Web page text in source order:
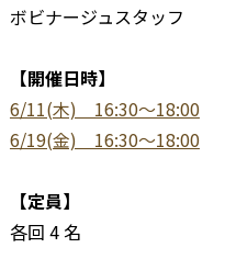
ボビナージュスタッフ
【開催日時】
6/11(木) 16:30～18:00
6/19(金) 16:30～18:00
【定員】
各回 4 名